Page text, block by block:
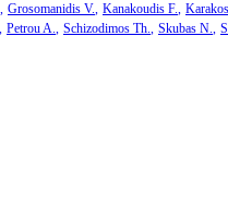
Grosomanidis V. Kanakoudis F.
Petrou A. Schizodimos Th. Skubas N.